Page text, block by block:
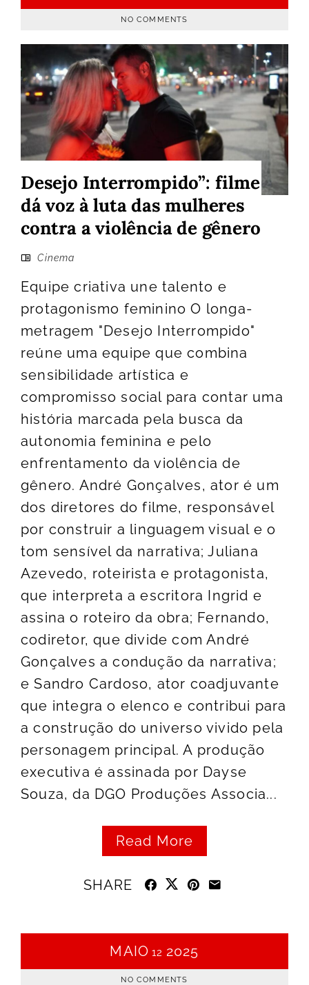
NO COMMENTS
Desejo Interrompido”: filme
dá voz à luta das mulheres
contra a violência de gênero
Cinema
Equipe criativa une talento e
protagonismo feminino O longa-
metragem "Desejo Interrompido"
reúne uma equipe que combina
sensibilidade artística e
compromisso social para contar uma
história marcada pela busca da
autonomia feminina e pelo
enfrentamento da violência de
gênero. André Gonçalves, ator é um
dos diretores do filme, responsável
por construir a linguagem visual e o
tom sensível da narrativa; Juliana
Azevedo, roteirista e protagonista,
que interpreta a escritora Ingrid e
assina o roteiro da obra; Fernando,
codiretor, que divide com André
Gonçalves a condução da narrativa;
e Sandro Cardoso, ator coadjuvante
que integra o elenco e contribui para
a construção do universo vivido pela
personagem principal. A produção
executiva é assinada por Dayse
Souza, da DGO Produções Associa...
Read More
SHARE
MAIO 12 2025
NO COMMENTS